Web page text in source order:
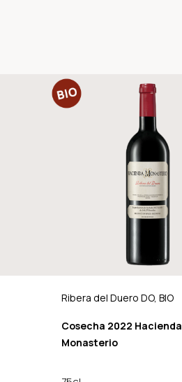
Ribera del Duero DO, BIO
Cosecha 2022 Hacienda
Monasterio